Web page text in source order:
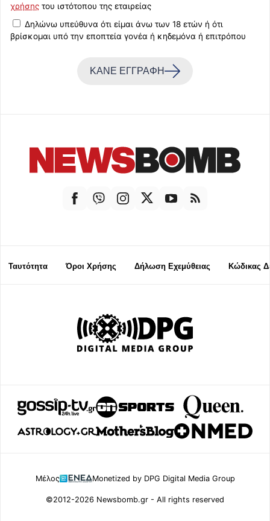
χρήσης του ιστότοπου της εταιρείας
Δηλώνω υπεύθυνα ότι είμαι άνω των 18 ετών ή ότι
βρίσκομαι υπό την εποπτεία γονέα ή κηδεμόνα ή επιτρόπου
ΚΑΝΕ ΕΓΓΡΑΦΗ
Ταυτότητα Όροι Χρήσης Δήλωση Εχεμύθειας Κώδικας
Μέλος Monetized by DPG Digital Media Group
©2012-2026 Newsbomb.gr - All rights reserved